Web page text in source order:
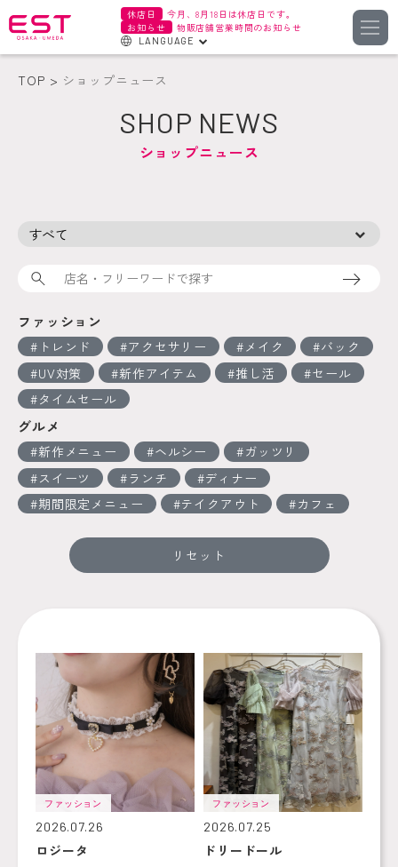
休店日
今月、8月18日は休店日です。
お知らせ
物販店舗営業時間のお知らせ
LANGUAGE
簡体字
繁体字
TOP ショップニュース
SHOP NEWS
ショップニュース
検索
ファッション
トレンド アクセサリー メイク
バック
UV対策
新作アイテム 推し活
セール
タイムセール
グルメ
新作メニュー ヘルシー
ガッツリ
スイーツ
ランチ
ディナー
期間限定メニュー
テイクアウト カフェ
リセット
ファッション
2026.07.26
ロジータ
ファッション
2026.07.25
ドリードール